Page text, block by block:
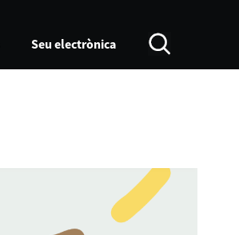
Seu electrònica